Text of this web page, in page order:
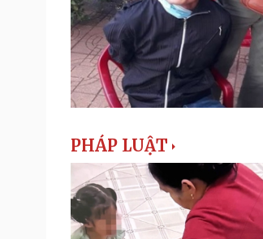
PHÁP LUẬT